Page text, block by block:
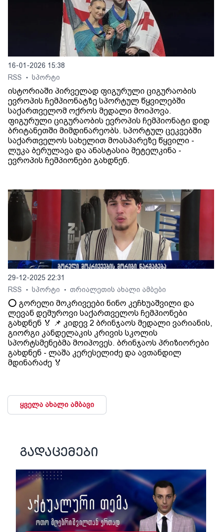
16-01-2026 15:38
RSS
• სპორტი
ისტორიაში პირველად ფიგურული ციგურაობის
ევროპის ჩემპიონატზე სპორტულ წყვილებში
საქართველომ ოქროს მედალი მოიპოვა.
ფიგურული ციგურაობის ევროპის ჩემპიონატი დიდ
ბრიტანეთში მიმდინარეობს. სპორტულ ცეკვებში
საქართველოს სახელით მოასპარეზე წყვილი -
ლუკა ბერულავა და ანასტასია მეტელკინა -
ევროპის ჩემპიონები გახდნენ.
29-12-2025 22:31
RSS
• სპორტი • თრიალეთის ახალი ამბები
⭕️ გორელი მოკრივეები ნინო კეჩხუაშვილი და
ლევან დემუროვი საქართველოს ჩემპიონები
გახდნენ 🏅 📌 კიდევ 2 ბრინჯაოს მედალი ვარიანის,
გიორგი კანდელაკის კრივის სკოლის
სპორტსმენებმა მოიპოვეს. ბრინჯაოს პრიზიორები
გახდნენ - ლაშა კერესელიძე და ავთანდილ
მდინარაძე 🏅
ყველა ახალი ამბავი
გადაცემები